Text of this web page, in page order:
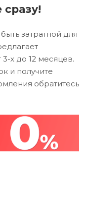
сразу!
затратной для
3-х до 12 месяцев.
и получите
обратитесь